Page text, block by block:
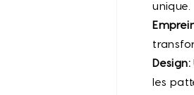
unique.
Design:
les